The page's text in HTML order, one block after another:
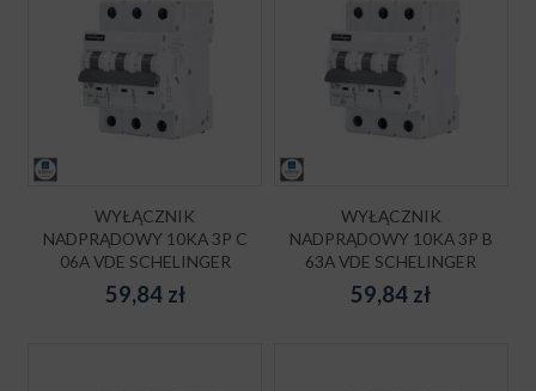
WYŁĄCZNIK
NADPRĄDOWY 10KA 3P C
06A VDE SCHELINGER
59,84zł
WYŁĄCZNIK
NADPRĄDOWY 10KA 3P B
63A VDE SCHELINGER
59,84 zł